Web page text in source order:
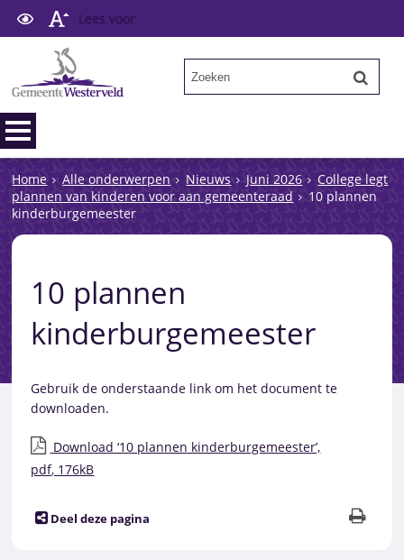
Lees voor
Home Alle onderwerpen Nieuws Juni 2026
College legt
plannen van kinderen voor aan gemeenteraad
10 plannen
kinderburgemeester
10 plannen
kinderburgemeester
Gebruik de onderstaande link om het document te
downloaden.
Download ‘10 plannen kinderburgemeester’,
pdf, 176kB
Deel deze pagina